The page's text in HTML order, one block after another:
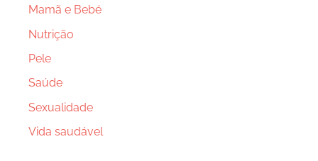
Mamã e Bebé
Nutrição
Pele
Saúde
Sexualidade
Vida saudável